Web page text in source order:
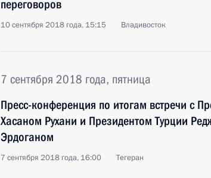
переговоров
10 сентября 2018 года, 15:15 Владивосток
7 сентября 2018 года, пятница
Пресс-конференция по итогам встречи с
Хасаном Рухани и Президентом Турции
Эрдоганом
7 сентября 2018 года, 16:00 Тегеран